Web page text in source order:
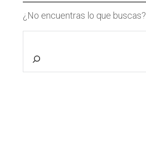
¿No encuentras lo que buscas?